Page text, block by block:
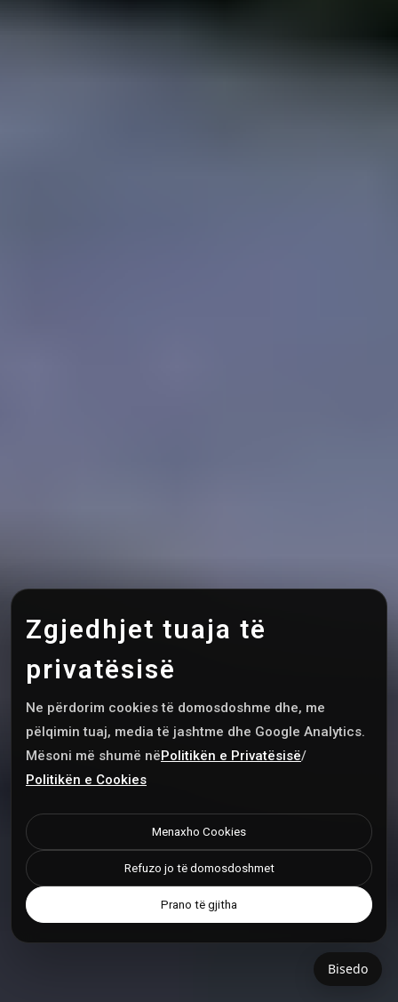
Bisedo
Zgjedhjet tuaja të
privatësisë
Ne përdorim cookies të domosdoshme dhe, me
pëlqimin tuaj, media të jashtme dhe Google Analytics.
Mësoni më shumë nëPolitikën e Privatësisë/
Politikën e Cookies
Menaxho Cookies
Refuzo jo të domosdoshmet
Prano të gjitha